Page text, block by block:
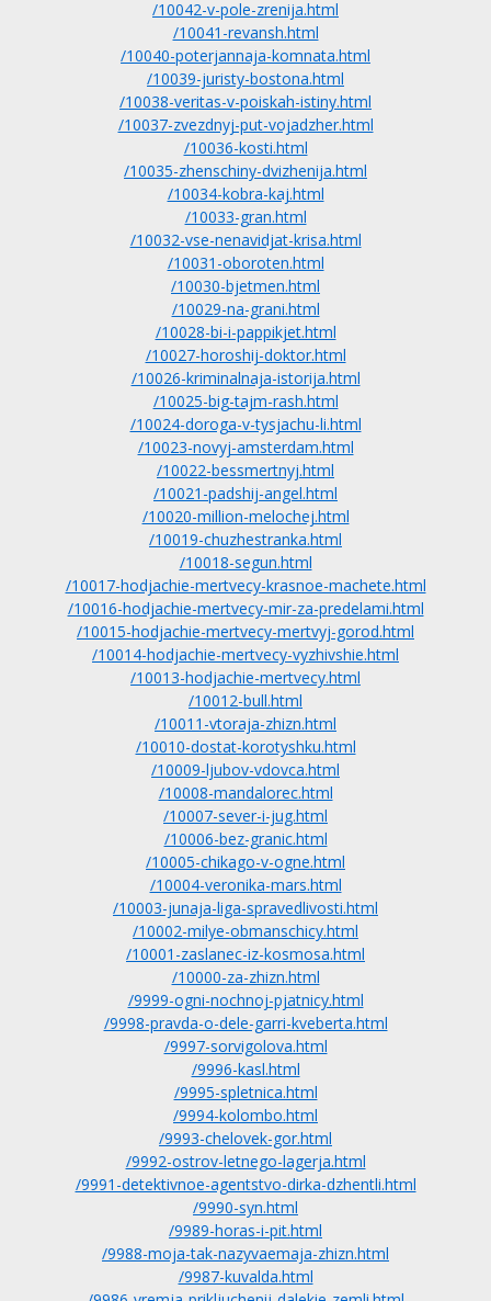
/10042-v-pole-zrenija.html
/10041-revansh.html
/10040-poterjannaja-komnata.html
/10039-juristy-bostona.html
/10038-veritas-v-poiskah-istiny.html
/10037-zvezdnyj-put-vojadzher.html
/10036-kosti.html
/10035-zhenschiny-dvizhenija.html
/10034-kobra-kaj.html
/10033-gran.html
/10032-vse-nenavidjat-krisa.html
/10031-oboroten.html
/10030-bjetmen.html
/10029-na-grani.html
/10028-bi-i-pappikjet.html
/10027-horoshij-doktor.html
/10026-kriminalnaja-istorija.html
/10025-big-tajm-rash.html
/10024-doroga-v-tysjachu-li.html
/10023-novyj-amsterdam.html
/10022-bessmertnyj.html
/10021-padshij-angel.html
/10020-million-melochej.html
/10019-chuzhestranka.html
/10018-segun.html
/10017-hodjachie-mertvecy-krasnoe-machete.html
/10016-hodjachie-mertvecy-mir-za-predelami.html
/10015-hodjachie-mertvecy-mertvyj-gorod.html
/10014-hodjachie-mertvecy-vyzhivshie.html
/10013-hodjachie-mertvecy.html
/10012-bull.html
/10011-vtoraja-zhizn.html
/10010-dostat-korotyshku.html
/10009-ljubov-vdovca.html
/10008-mandalorec.html
/10007-sever-i-jug.html
/10006-bez-granic.html
/10005-chikago-v-ogne.html
/10004-veronika-mars.html
/10003-junaja-liga-spravedlivosti.html
/10002-milye-obmanschicy.html
/10001-zaslanec-iz-kosmosa.html
/10000-za-zhizn.html
/9999-ogni-nochnoj-pjatnicy.html
/9998-pravda-o-dele-garri-kveberta.html
/9997-sorvigolova.html
/9996-kasl.html
/9995-spletnica.html
/9994-kolombo.html
/9993-chelovek-gor.html
/9992-ostrov-letnego-lagerja.html
/9991-detektivnoe-agentstvo-dirka-dzhentli.html
/9990-syn.html
/9989-horas-i-pit.html
/9988-moja-tak-nazyvaemaja-zhizn.html
/9987-kuvalda.html